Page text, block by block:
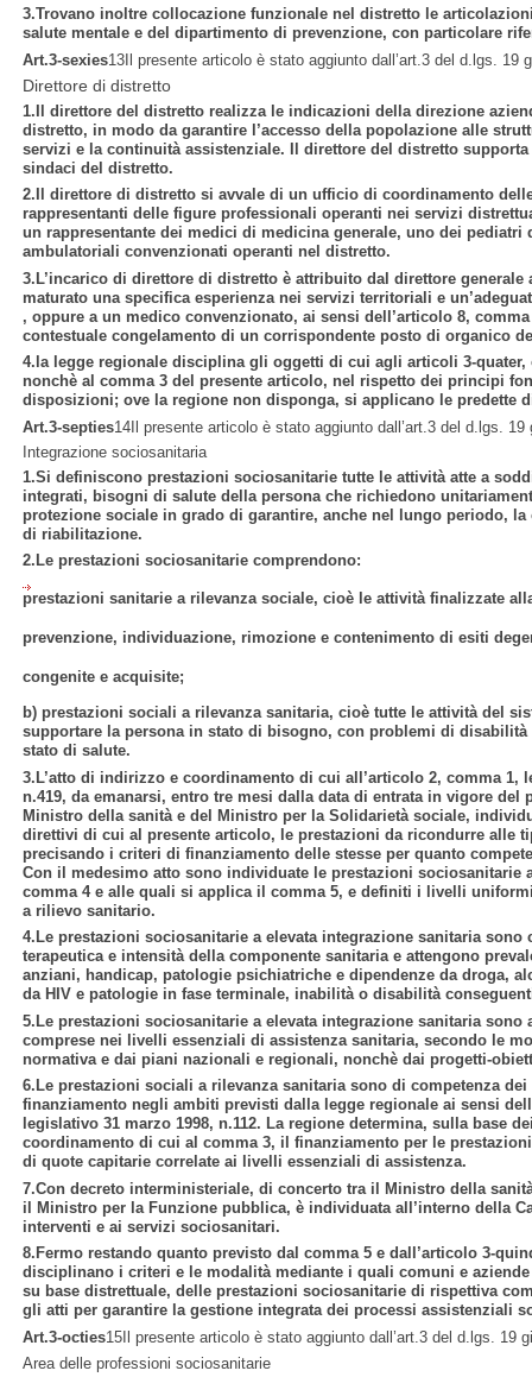
3.Trovano inoltre collocazione funzionale nel distretto le
salute mentale e del dipartimento di prevenzione, con particolare
Art.3-sexies13Il presente articolo è stato aggiunto dall’art.3 del d.lgs. 19
Direttore di distretto
1.Il direttore del distretto realizza le indicazioni della direzione
distretto, in modo da garantire l’accesso della popolazione alle
servizi e la continuità assistenziale. Il direttore del distretto
sindaci del distretto.
2.Il direttore di distretto si avvale di un ufficio di coordinamento
rappresentanti delle figure professionali operanti nei servizi
un rappresentante dei medici di medicina generale, uno dei
ambulatoriali convenzionati operanti nel distretto.
3.L’incarico di direttore di distretto è attribuito dal direttore generale
maturato una specifica esperienza nei servizi territoriali e
, oppure a un medico convenzionato, ai sensi dell’articolo 8,
contestuale congelamento di un corrispondente posto di organico
4.la legge regionale disciplina gli oggetti di cui agli articoli 3-quater,
nonchè al comma 3 del presente articolo, nel rispetto dei principi
disposizioni; ove la regione non disponga, si applicano le predette
Art.3-septies14Il presente articolo è stato aggiunto dall’art.3 del d.lgs. 19
Integrazione sociosanitaria
1.Si definiscono prestazioni sociosanitarie tutte le attività atte a
integrati, bisogni di salute della persona che richiedono
protezione sociale in grado di garantire, anche nel lungo periodo,
di riabilitazione.
2.Le prestazioni sociosanitarie comprendono:
prestazioni sanitarie a rilevanza sociale, cioè le attività finalizzate
prevenzione, individuazione, rimozione e contenimento di esiti
congenite e acquisite;
b) prestazioni sociali a rilevanza sanitaria, cioè tutte le attività del
supportare la persona in stato di bisogno, con problemi di
stato di salute.
3.L’atto di indirizzo e coordinamento di cui all’articolo 2, comma 1,
n.419, da emanarsi, entro tre mesi dalla data di entrata in vigore del
Ministro della sanità e del Ministro per la Solidarietà sociale,
direttivi di cui al presente articolo, le prestazioni da ricondurre alle
precisando i criteri di finanziamento delle stesse per quanto
Con il medesimo atto sono individuate le prestazioni sociosanitarie
comma 4 e alle quali si applica il comma 5, e definiti i livelli
a rilievo sanitario.
4.Le prestazioni sociosanitarie a elevata integrazione sanitaria sono
terapeutica e intensità della componente sanitaria e attengono
anziani, handicap, patologie psichiatriche e dipendenze da droga,
da HIV e patologie in fase terminale, inabilità o disabilità
5.Le prestazioni sociosanitarie a elevata integrazione sanitaria sono
comprese nei livelli essenziali di assistenza sanitaria, secondo le
normativa e dai piani nazionali e regionali, nonchè dai progetti-
6.Le prestazioni sociali a rilevanza sanitaria sono di competenza
finanziamento negli ambiti previsti dalla legge regionale ai sensi
legislativo 31 marzo 1998, n.112. La regione determina, sulla base
coordinamento di cui al comma 3, il finanziamento per le
di quote capitarie correlate ai livelli essenziali di assistenza.
7.Con decreto interministeriale, di concerto tra il Ministro della
il Ministro per la Funzione pubblica, è individuata all’interno della
interventi e ai servizi sociosanitari.
8.Fermo restando quanto previsto dal comma 5 e dall’articolo 3-
disciplinano i criteri e le modalità mediante i quali comuni e
su base distrettuale, delle prestazioni sociosanitarie di rispettiva
gli atti per garantire la gestione integrata dei processi assistenziali
Art.3-octies15Il presente articolo è stato aggiunto dall’art.3 del d.lgs. 19
Area delle professioni sociosanitarie